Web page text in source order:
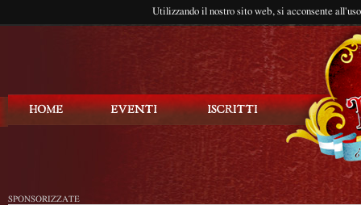
Utilizzando il nostro sito web, si acconsente
SPONSORIZZATE